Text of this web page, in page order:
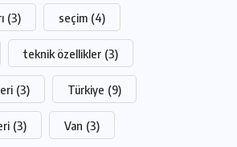
(3) seçim (4)
teknik özellikler (3)
(3) Türkiye (9)
(3) Van (3)